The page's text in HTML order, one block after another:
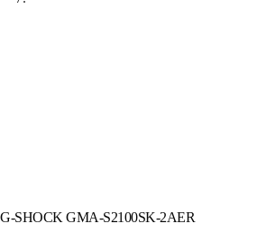
G-SHOCK GMA-S2100SK-2AER